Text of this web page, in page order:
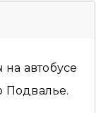
автобусе
Подвалье.